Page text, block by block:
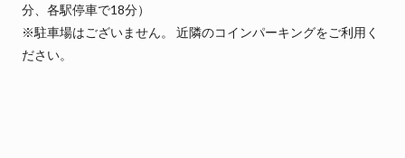
分、各駅停車で18分）
※駐車場はございません。 近隣のコインパーキングをご利用く
ださい。